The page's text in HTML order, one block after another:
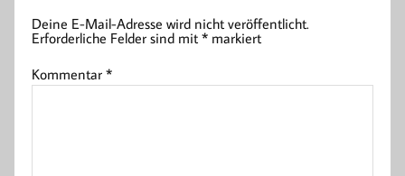
Deine E-Mail-Adresse wird nicht veröffentlicht.
Erforderliche Felder sind mit* markiert
Kommentar*